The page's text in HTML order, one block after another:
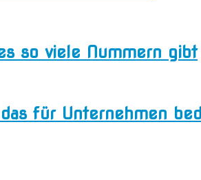
so viele Nummern gibt
für Unternehmen